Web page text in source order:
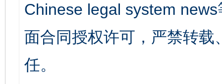
Chinese legal system
面合同授权许可，严禁转
任。